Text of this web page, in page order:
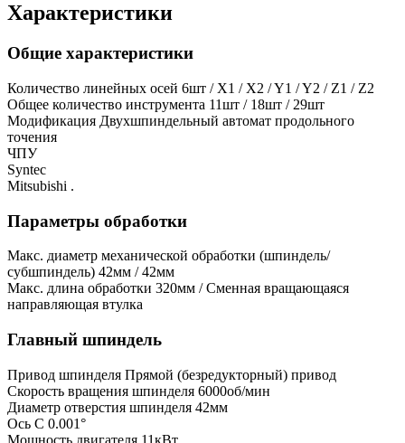
Характеристики
Общие характеристики
Количество линейных осей 6шт / X1 / X2 / Y1 / Y2 / Z1 / Z2
Общее количество инструмента 11шт / 18шт / 29шт
Модификация Двухшпиндельный автомат продольного
точения
ЧПУ
Syntec
Mitsubishi .
Параметры обработки
Макс. диаметр механической обработки (шпиндель/
субшпиндель) 42мм / 42мм
Макс. длина обработки 320мм / Сменная вращающаяся
направляющая втулка
Главный шпиндель
Привод шпинделя Прямой (безредукторный) привод
Скорость вращения шпинделя 6000об/мин
Диаметр отверстия шпинделя 42мм
Ось C 0.001°
Мощность двигателя 11кВт